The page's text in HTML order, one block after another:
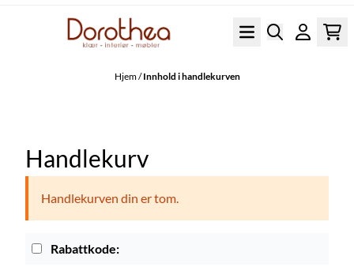
Hopp til innhold
Hjem/Innhold i handlekurven
Handlekurv
Handlekurven din er tom.
Rabattkode: